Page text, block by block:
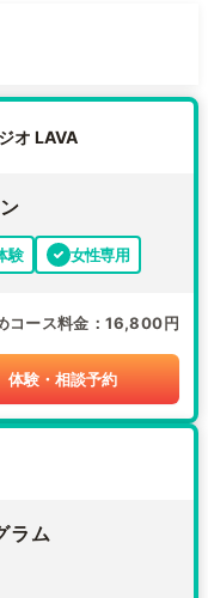
オ LAVA
験 女性専用
コース料金 16,800円
体験・相談予約
ラム